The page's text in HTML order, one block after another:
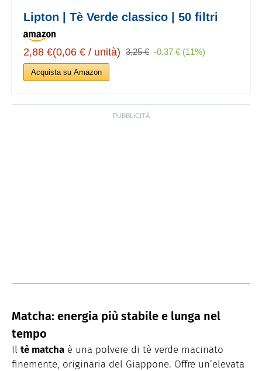
Lipton | Tè Verde classico | 50 filtri
2,88 €(0,06 € / unità) 3,25 € -0,37 € (11%)
Acquista su Amazon
Matcha: energia più stabile e lunga nel
tempo
Il tè matcha è una polvere di tè verde macinato
finemente, originaria del Giappone. Offre un’elevata